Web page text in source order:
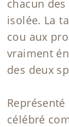
chacun
isolée. La
cou aux
vraiment
des deux
célébré